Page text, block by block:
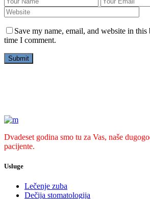
Save my name, email, and website in
time I comment.
Dvadeset godina smo tu za Vas, naše
pacijente.
Usluge
Lečenje zuba
Dečija stomatologija